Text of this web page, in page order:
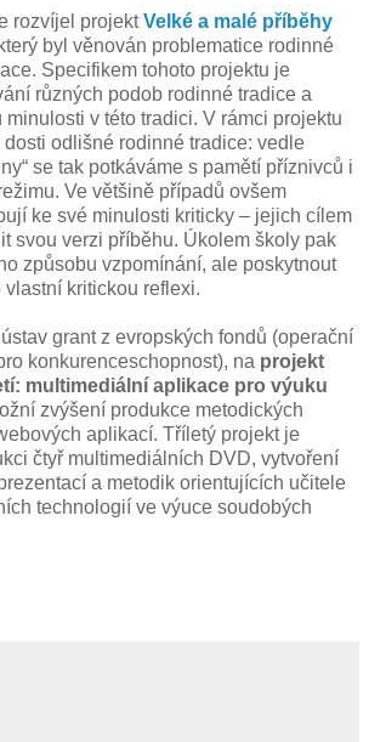
rozvíjel projektVelké a malé příběhy
byl věnován problematice rodinné
Specifikem tohoto projektu je
různých podob rodinné tradice a
v této tradici. V rámci projektu
odlišné rodinné tradice: vedle
se tak potkáváme s pamětí příznivců i
Ve většině případů ovšem
ke své minulosti kriticky – jejich cílem
svou verzi příběhu. Úkolem školy pak
způsobu vzpomínání, ale poskytnout
kritickou reflexi.
grant z evropských fondů (operační
konkurenceschopnost), na projekt
multimediální aplikace pro výuku
zvýšení produkce metodických
aplikací. Tříletý projekt je
čtyř multimediálních DVD, vytvoření
a metodik orientujících učitele
technologií ve výuce soudobých